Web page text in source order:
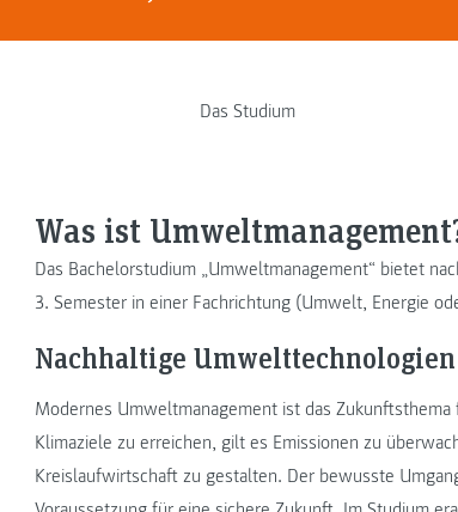
Das Studium
Was ist
Das Bachelorstudium „Umweltmanagement“ bietet
3. Semester in einer Fachrichtung (Umwelt, Energie
Nachhaltige
Modernes Umweltmanagement ist das
Klimaziele zu erreichen, gilt es Emissionen zu
Kreislaufwirtschaft zu gestalten. Der bewusste